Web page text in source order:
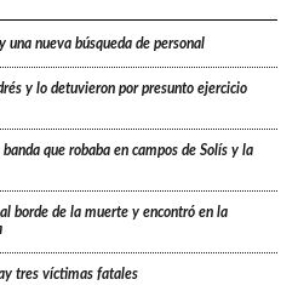
una nueva búsqueda de personal
y lo detuvieron por presunto ejercicio
que robaba en campos de Solís y la
borde de la muerte y encontró en la
tres víctimas fatales